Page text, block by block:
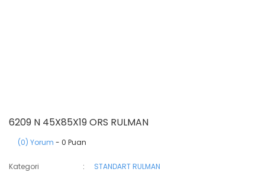
6209 N 45X85X19 ORS RULMAN
(0) Yorum - 0 Puan
Kategori
STANDART RULMAN